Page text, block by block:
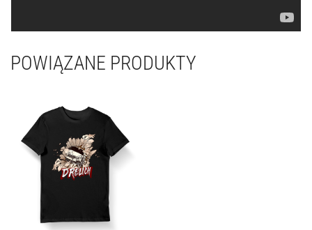
POWIĄZANE PRODUKTY